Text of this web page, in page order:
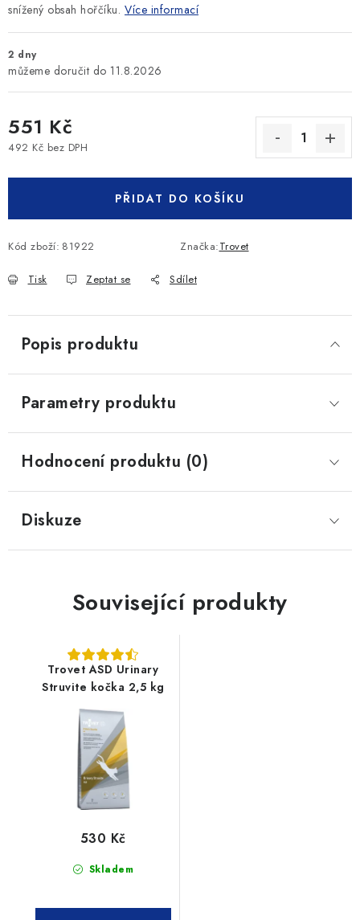
snížený obsah hořčíku. Více informací
2 dny
11.8.2026
551 Kč
492 Kč bez DPH
PŘIDAT DO KOŠÍKU
Kód zboží: 81922 Značka:Trovet
Tisk Zeptat se Sdílet
Popis produktu
Parametry produktu
Hodnocení produktu (0)
Diskuze
Související produkty
Trovet ASD Urinary
Struvite kočka 2,5 kg
Skladem
530 Kč